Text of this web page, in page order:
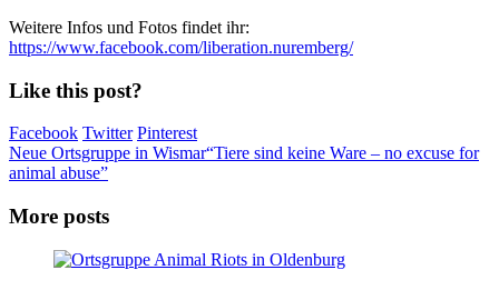
Weitere Infos und Fotos findet ihr:
https://www.facebook.com/liberation.nuremberg/
Like this post?
Facebook Twitter Pinterest
Neue Ortsgruppe in Wismar“Tiere sind keine Ware – no excuse for
animal abuse”
More posts